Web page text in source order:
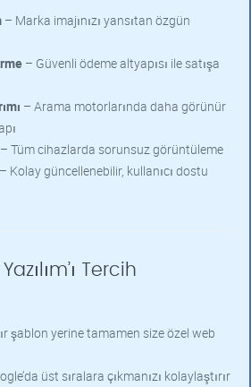
– Marka imajınızı yansıtan özgün
– Güvenli ödeme altyapısı ile satışa
– Arama motorlarında daha görünür
– Tüm cihazlarda sorunsuz görüntüleme
– Kolay güncellenebilir, kullanıcı dostu
Tercih
şablon yerine tamamen size özel web
üst sıralara çıkmanızı kolaylaştırır